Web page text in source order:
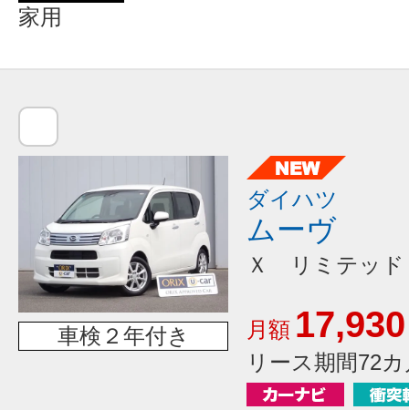
家用
車検２年付き
ダイハツ
ムーヴ
Ｘ リミテッ
月額 17,930
リース期間72